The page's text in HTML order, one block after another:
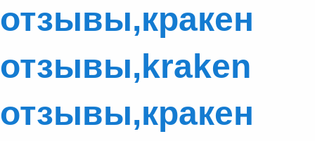
отзывы,кракен
отзывы,kraken
отзывы,кракен